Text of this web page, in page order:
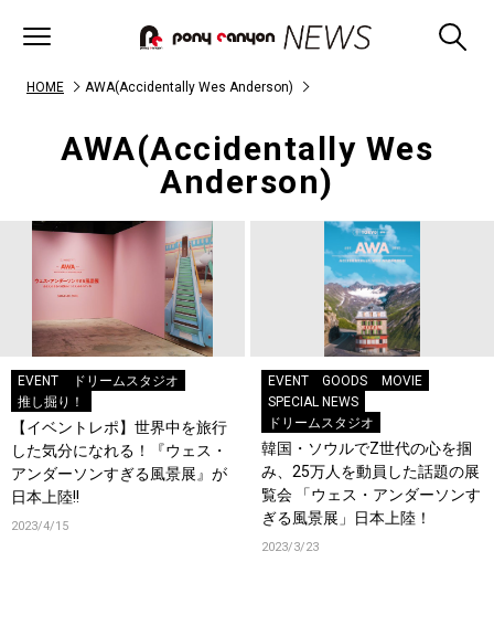
HOME AWA(Accidentally Wes Anderson)
AWA(Accidentally Wes
Anderson)
EVENT
ドリームスタジオ
推し掘り！
【イベントレポ】世界中を旅行
した気分になれる！『ウェス・
アンダーソンすぎる風景展』が
日本上陸!!
2023/4/15
EVENT GOODS
MOVIE
SPECIAL NEWS
ドリームスタジオ
韓国・ソウルでZ世代の心を掴
み、25万人を動員した話題の展
覧会 「ウェス・アンダーソンす
ぎる風景展」日本上陸！
2023/3/23